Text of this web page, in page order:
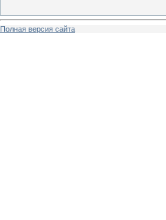
Полная версия сайта